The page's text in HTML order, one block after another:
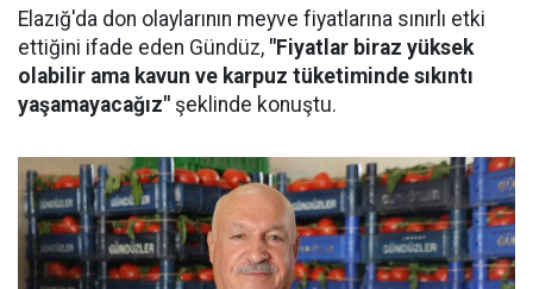
Elazığ'da don olaylarının meyve fiyatlarına sınırlı etki
ettiğini ifade eden Gündüz, "Fiyatlar biraz yüksek
olabilir ama kavun ve karpuz tüketiminde sıkıntı
yaşamayacağız" şeklinde konuştu.